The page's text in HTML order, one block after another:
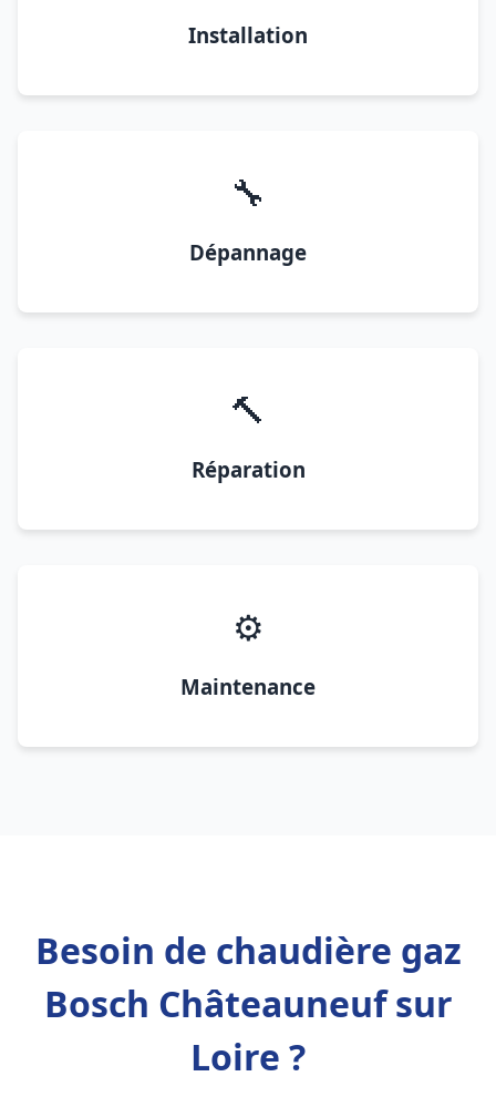
Installation
🔧
Dépannage
🔨
Réparation
⚙️
Maintenance
Besoin de chaudière gaz
Bosch Châteauneuf sur
Loire ?